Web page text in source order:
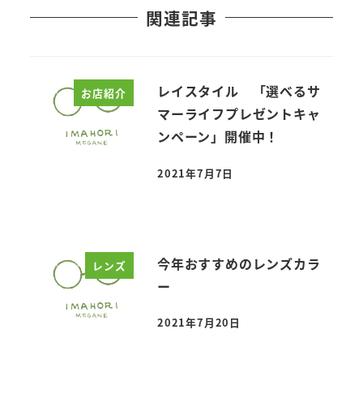
関連記事
お店紹介
レイスタイル 「選べるサ
マーライフプレゼントキャ
ンペーン」開催中！
投稿日
2021年7月7日
レンズ
今年おすすめのレンズカラ
ー
投稿日
2021年7月20日